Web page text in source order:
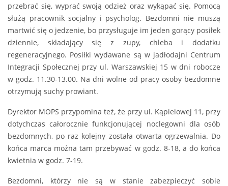
przebrać się, wyprać swoją odzież oraz wykąpać się. Pomocą
służą pracownik socjalny i psycholog. Bezdomni nie muszą
martwić się o jedzenie, bo przysługuje im jeden gorący posiłek
dziennie, składający się z zupy, chleba i dodatku
regeneracyjnego. Posiłki wydawane są w jadłodajni Centrum
Integracji Społecznej przy ul. Warszawskiej 15 w dni robocze
w godz. 11.30-13.00. Na dni wolne od pracy osoby bezdomne
otrzymują suchy prowiant.
Dyrektor MOPS przypomina też, że przy ul. Kąpielowej 11, przy
dotychczas całorocznie funkcjonującej noclegowni dla osób
bezdomnych, po raz kolejny została otwarta ogrzewalnia. Do
końca marca można tam przebywać w godz. 8-18, a do końca
kwietnia w godz. 7-19.
Bezdomni, którzy nie są w stanie zabezpieczyć sobie